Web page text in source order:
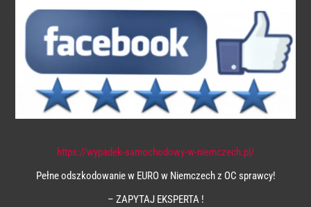
https://wypadek-samochodowy-w-niemczech.pl/
Pełne odszkodowanie w EURO w Niemczech z OC sprawcy!
– ZAPYTAJ EKSPERTA !